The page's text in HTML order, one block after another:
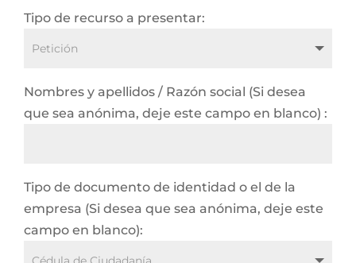
Tipo de recurso a presentar:
Nombres y apellidos / Razón social (Si desea
que sea anónima, deje este campo en blanco) :
Tipo de documento de identidad o el de la
empresa (Si desea que sea anónima, deje este
campo en blanco):